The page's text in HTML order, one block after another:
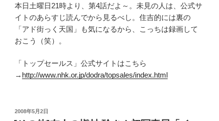
本日土曜日21時より、第4話だよ～。未見の人は、公式サ
イトのあらすじ読んでから見るべし。住吉的には裏の
「アド街っく天国」も気になるから、こっちは録画して
おこう（笑）。
「トップセールス」公式サイトはこちら
→ http://www.nhk.or.jp/dodra/topsales/index.html
投
2008年5月2日